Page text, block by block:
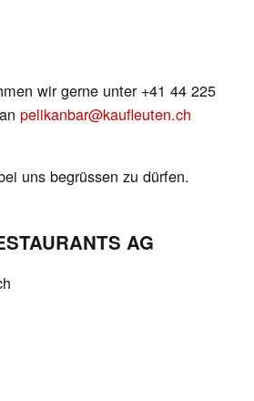
wir gerne unter +41 44 225
pelikanbar@kaufleuten.ch
uns begrüssen zu dürfen.
AG